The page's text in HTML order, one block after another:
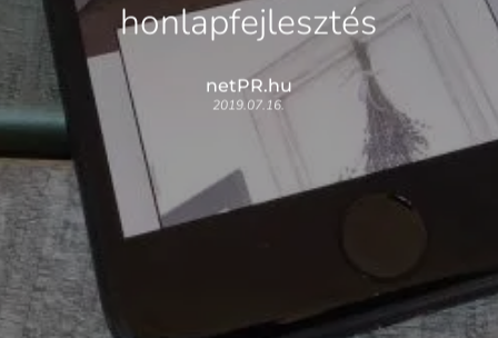
honlapfejlesztés
netPR.hu
2019.07.16.